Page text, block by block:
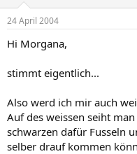
24 April 2004
Hi Morgana,
stimmt eigentlich...
Also werd ich mir auch
Auf des weissen seiht
schwarzen dafür Fusseln
selber drauf kommen